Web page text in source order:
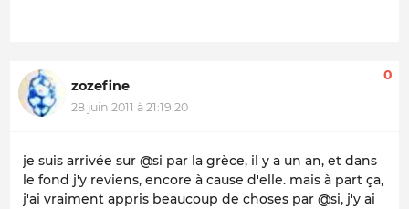
zozefine
28 juin 2011 à 21:19:20
0
je suis arrivée sur @si par la grèce, il y a un an, et dans
le fond j'y reviens, encore à cause d'elle. mais à part ça,
j'ai vraiment appris beaucoup de choses par @si, j'y ai